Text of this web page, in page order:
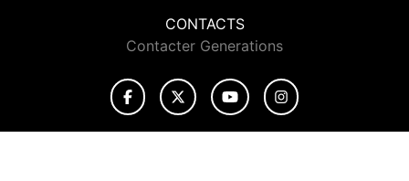
CONTACTS
Contacter Generations